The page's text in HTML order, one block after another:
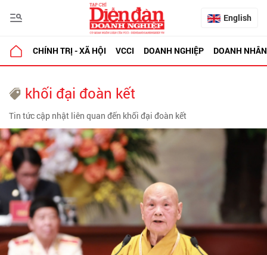
English
CHÍNH TRỊ - XÃ HỘI VCCI DOANH NGHIỆP DOANH NHÂN
khối đại đoàn kết
Tin tức cập nhật liên quan đến khối đại đoàn kết